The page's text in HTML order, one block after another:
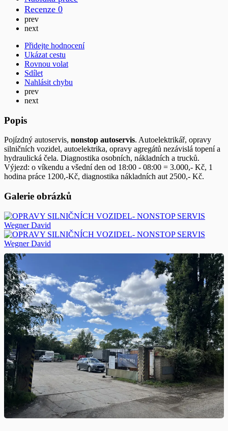
Recenze 0
prev
next
Přidejte hodnocení
Ukázat cestu
Rovnou volat
Sdílet
Nahlásit chybu
prev
next
Popis
Pojízdný autoservis, nonstop autoservis. Autoelektrikář, opravy
silničních vozidel, autoelektrika, opravy agregátů nezávislá topení a
hydraulická čela. Diagnostika osobních, nákladních a trucků.
Výjezd: o víkendu a všední den od 18:00 - 08:00 = 3.000,- Kč, 1
hodina práce 1200,-Kč, diagnostika nákladních aut 2500,- Kč.
Galerie obrázků